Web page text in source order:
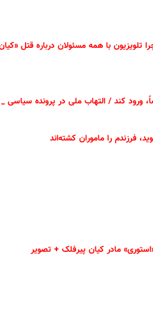
با همه مسئولان درباره قتل
کند / التهاب ملی در پرونده سیاسی _
فرزندم را ماموران کشته‌اند
مادر کیان پیرفلک + تصویر